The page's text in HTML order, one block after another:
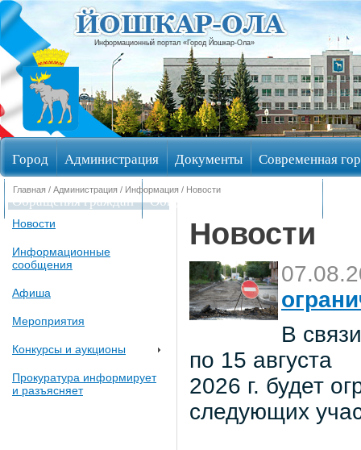
Информационный портал «Город Йошкар-Ола»
Город Администрация Документы Современная
Обращения граждан Общественные обсуждения
Главная / Администрация / Информация / Новости
Новости
Информационные
сообщения
Афиша
Мероприятия
Конкурсы и аукционы
Прокуратура информирует
и разъясняет
Новости
В
по 15 августа
2026 г. будет
следующих